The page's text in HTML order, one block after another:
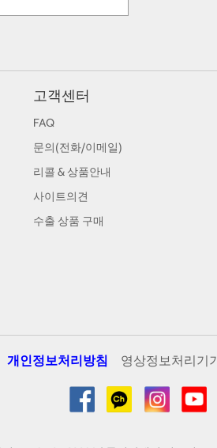
고객센터
FAQ
문의(전화/이메일)
리콜 & 상품안내
사이트의견
수출 상품 구매
개인정보처리방침 영상정보처리기